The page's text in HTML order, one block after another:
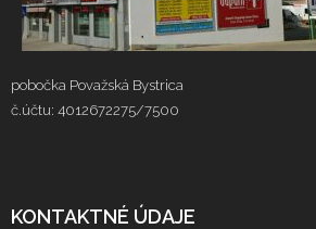
pobočka Považská Bystrica
č.účtu: 4012672275/7500
KONTAKTNÉ ÚDAJE